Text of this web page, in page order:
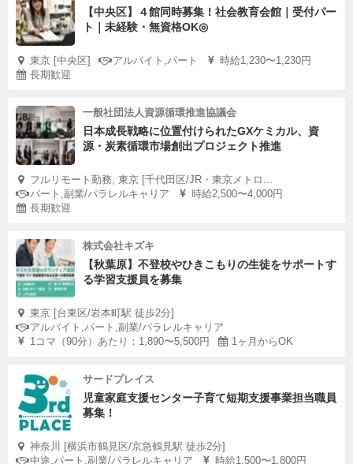
【中央区】４館同時募集！社会教育会館｜受付パー
ト｜未経験・無資格OK◎
東京 [中央区] アルバイト,パート
時給1,230〜1,230円
長期歓迎
一般社団法人資源循環推進協議会
日本成長戦略に位置付けられたGXケミカル、資
源・炭素循環市場創出プロジェクト推進
フルリモート勤務, 東京 [千代田区/JR・東京メトロ...
パート,副業/パラレルキャリア
時給2,500〜4,000円
長期歓迎
株式会社キズキ
【秋葉原】不登校やひきこもりの生徒をサポートす
る学習支援員を募集
東京 [台東区/岩本町駅 徒歩2分]
アルバイト,パート,副業/パラレルキャリア
1コマ（90分）あたり：1,890〜5,500円
1ヶ月からOK
サードプレイス
児童家庭支援センター子育て短期支援事業担当職員
募集！
神奈川 [横浜市鶴見区/京急鶴見駅 徒歩2分]
中途,パート,副業/パラレルキャリア
時給1,500〜1,800円